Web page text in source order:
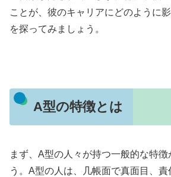
ことが、彼のキャリアにどのように
を探ってみましょう。
A型の特徴とは
まず、A型の人々が持つ一般的な特徴
う。A型の人は、几帳面で真面目、